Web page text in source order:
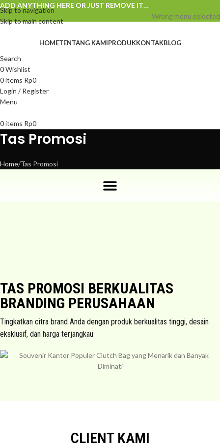
Skip to navigation
Skip to main content
ADD ANYTHING HERE OR JUST REMOVE IT…
Wrong menu selected
HOMETENTANG KAMIPRODUKKONTAKBLOG
Search
0Wishlist
0items Rp0
Login / Register
Menu
0items Rp0
Tas Promosi
Home Tas Promosi
TAS PROMOSI BERKUALITAS
BRANDING PERUSAHAAN
Tingkatkan citra brand Anda dengan produk berkualitas tinggi, desain
eksklusif, dan harga terjangkau
CLIENT KAMI